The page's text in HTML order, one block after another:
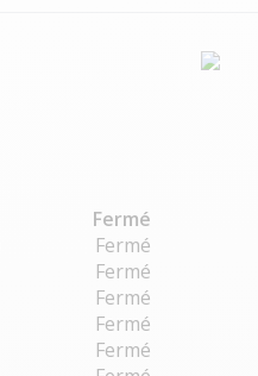
Fermé
Fermé
Fermé
Fermé
Fermé
Fermé